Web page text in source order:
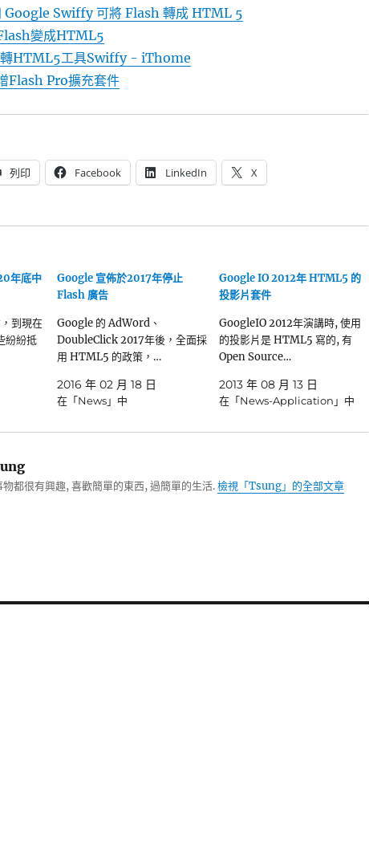
Google Swiffy 可將 Flash 轉成 HTML 5
變成HTML5
HTML5工具Swiffy - iThome
Flash Pro擴充套件
列印 Facebook LinkedIn X
年底中
到現在
紛紛抵
Google 宣佈於2017年停止
Flash 廣告
Google 的 AdWord、
DoubleClick 2017年後，全面採
用 HTML5 的政策，…
2016 年 02 月 18 日
在「News」中
Google IO 2012年 HTML5 的
投影片套件
GoogleIO 2012年演講時, 使用
的投影片是 HTML5 寫的, 有
Open Source…
2013 年 08 月 13 日
在「News-Application」中
都很有興趣, 喜歡簡單的東西, 過簡單的生活.檢視「Tsung」的全部文章